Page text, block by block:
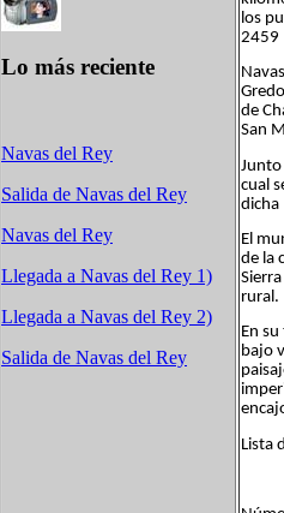
Lo más reciente
Navas del Rey
Salida de Navas del Rey
Navas del Rey
Llegada a Navas del Rey 1)
Llegada a Navas del Rey 2)
Salida de Navas del Rey
los
2459
de
San
Junto
cual
dicha
El
de la
rural.
En
bajo
Lista